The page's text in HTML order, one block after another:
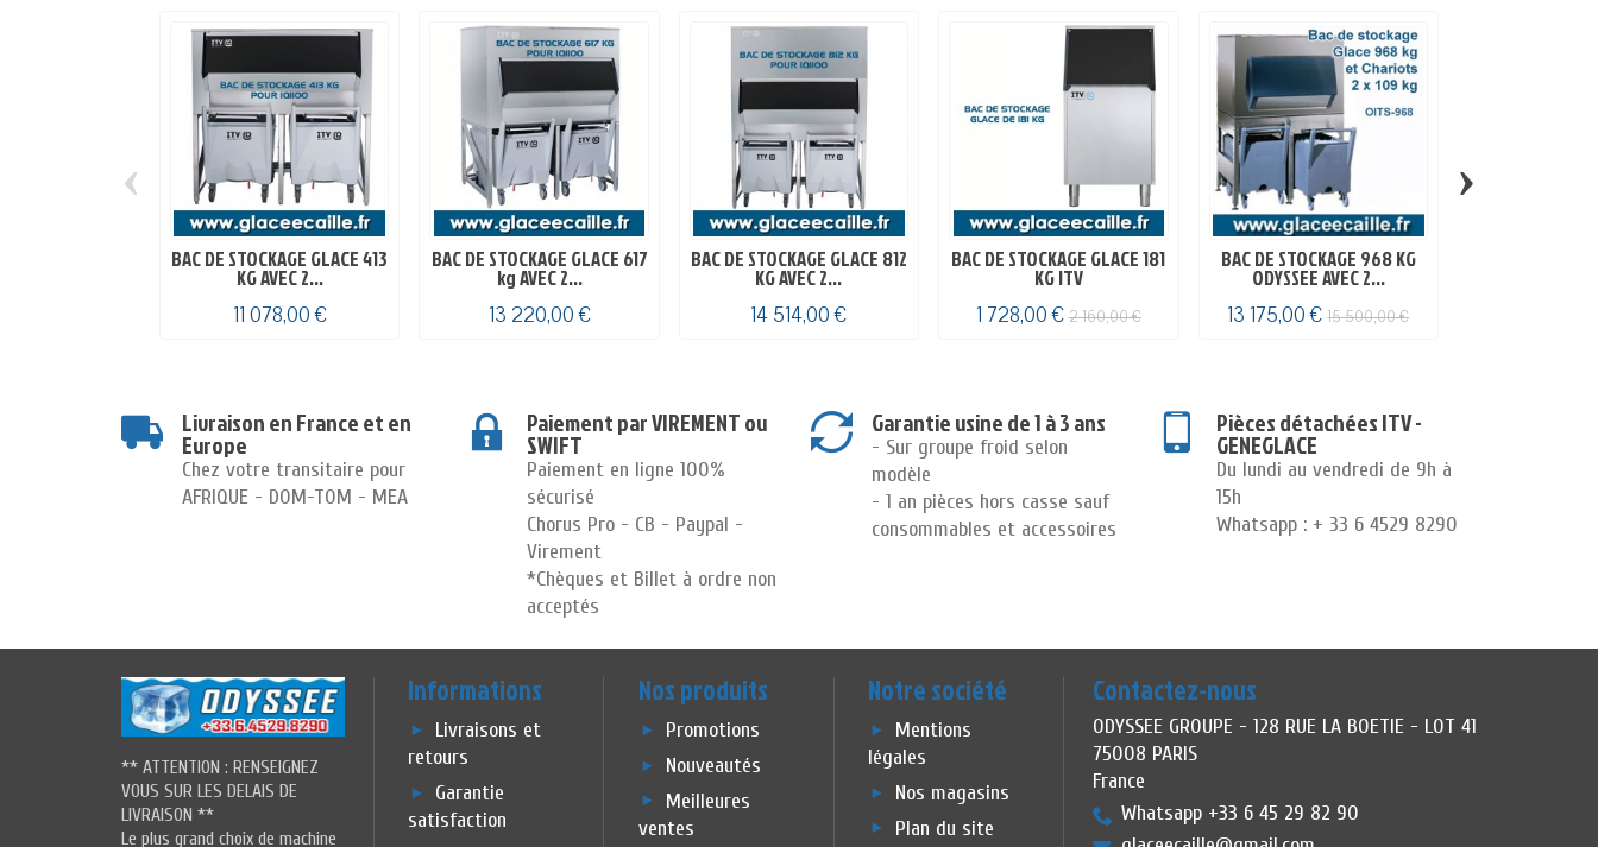
BAC DE STOCKAGE GLACE 413
KG AVEC 2...
11 078,00 €
BAC DE STOCKAGE GLACE 617
kg AVEC 2...
13 220,00 €
BAC DE STOCKAGE GLACE 812
KG AVEC 2...
14 514,00 €
BAC DE STOCKAGE GLACE 181
KG ITV
1 728,00 € 2 160,00 €
BAC DE STOCKAGE 968 KG
ODYSSEE AVEC 2...
13 175,00 €15 500,00 €
‹ ›
Livraison en France et en
Europe
Chez votre transitaire pour
AFRIQUE - DOM-TOM - MEA
Paiement par VIREMENT ou
SWIFT
Paiement en ligne 100%
sécurisé
Chorus Pro - CB - Paypal -
Virement
*Chèques et Billet à ordre non
acceptés
Garantie usine de 1 à 3 ans
- Sur groupe froid selon
modèle
- 1 an pièces hors casse sauf
consommables et accessoires
Pièces détachées ITV -
GENEGLACE
Du lundi au vendredi de 9h à
15h
Whatsapp : + 33 6 4529 8290
** ATTENTION : RENSEIGNEZ
VOUS SUR LES DELAIS DE
LIVRAISON **
Le plus grand choix de machine
Informations
Livraisons et
retours
Garantie
satisfaction
Nos produits
Promotions
Nouveautés
Meilleures
ventes
Notre société
Mentions
légales
Nos magasins
Plan du site
Contactez-nous
ODYSSEE GROUPE - 128 RUE LA BOETIE - LOT 41
75008 PARIS
France
Whatsapp +33 6 45 29 82 90